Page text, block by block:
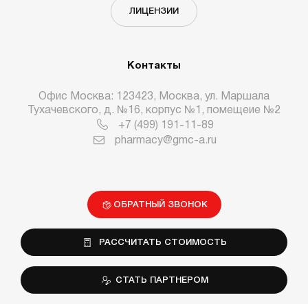
ЛИЦЕНЗИИ
Контакты
Офис Москва: 123423, Москва, ул. Маршала
Тухачевского, д. №16, корпус №1, помещеие №2
+7 (499) 191-11-89
pharmacy@gmc-a.ru
ОБРАТНЫЙ ЗВОНОК
РАССЧИТАТЬ СТОИМОСТЬ
СТАТЬ ПАРТНЕРОМ